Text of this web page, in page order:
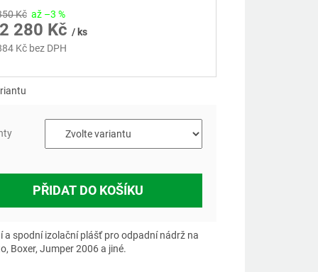
Kč až –3 %
280 Kč / ks
Kčbez DPH
PŘIDAT DO KOŠÍKU
a spodní izolační plášť pro odpadní nádrž na
Boxer, Jumper 2006 a jiné.